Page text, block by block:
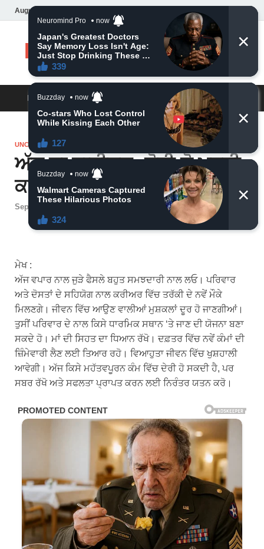
August 7, 2026
Daily News
MAIN MENU
UNCATEGORIZED
ਅੱਜ ਦਾ ਰਾਸ਼ੀਫਲ: ਕੋਈ ਜੋ ਮਰਜ਼ੀ
ਕਹੇ, ਤੁਸੀਂ ਸ਼ਾਂਤ ਰਹੋ, ਵੱਡੀ ਖ਼ਬਰ।
September 19, 2024 Leave a Comment
ਮੇਖ :
ਅੱਜ ਵਪਾਰ ਨਾਲ ਜੁੜੇ ਫੈਸਲੇ ਬਹੁਤ ਸਮਝਦਾਰੀ ਨਾਲ ਲਓ। ਪਰਿਵਾਰ
ਅਤੇ ਦੋਸਤਾਂ ਦੇ ਸਹਿਯੋਗ ਨਾਲ ਕਰੀਅਰ ਵਿੱਚ ਤਰੱਕੀ ਦੇ ਨਵੇਂ ਮੌਕੇ
ਮਿਲਣਗੇ। ਜੀਵਨ ਵਿੱਚ ਆਉਣ ਵਾਲੀਆਂ ਮੁਸ਼ਕਲਾਂ ਦੂਰ ਹੋ ਜਾਣਗੀਆਂ।
ਤੁਸੀਂ ਪਰਿਵਾਰ ਦੇ ਨਾਲ ਕਿਸੇ ਧਾਰਮਿਕ ਸਥਾਨ ‘ਤੇ ਜਾਣ ਦੀ ਯੋਜਨਾ ਬਣਾ
ਸਕਦੇ ਹੋ। ਮਾਂ ਦੀ ਸਿਹਤ ਦਾ ਧਿਆਨ ਰੱਖੋ। ਦਫ਼ਤਰ ਵਿੱਚ ਨਵੇਂ ਕੰਮਾਂ ਦੀ
ਜ਼ਿੰਮੇਵਾਰੀ ਲੈਣ ਲਈ ਤਿਆਰ ਰਹੋ। ਵਿਆਹੁਤਾ ਜੀਵਨ ਵਿੱਚ ਖੁਸ਼ਹਾਲੀ
ਆਵੇਗੀ। ਅੱਜ ਕਿਸੇ ਮਹੱਤਵਪੂਰਨ ਕੰਮ ਵਿੱਚ ਦੇਰੀ ਹੋ ਸਕਦੀ ਹੈ, ਪਰ
ਸਬਰ ਰੱਖੋ ਅਤੇ ਸਫਲਤਾ ਪ੍ਰਾਪਤ ਕਰਨ ਲਈ ਨਿਰੰਤਰ ਯਤਨ ਕਰੋ।